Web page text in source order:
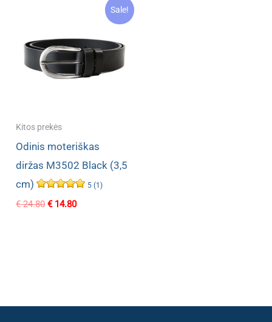
Sale!
Kitos prekės
Odinis moteriškas
diržas M3502 Black (3,5
cm)
5 (1)
€24.80 Original
€14.80Current